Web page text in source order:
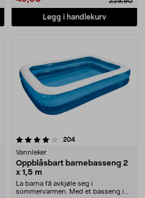
Legg i handlekurv
204anmeldelser
Vannleker
Oppblåsbart barnebasseng 2
x 1,5 m
La barna få avkjøle seg i
sommervarmen. Med et basseng i